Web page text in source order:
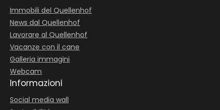
Immobili del Quellenhof
News dal Quellenhof
Lavorare al Quellenhof
Vacanze con il cane
Galleria immagini
Webcam
Informazioni
Social media wall